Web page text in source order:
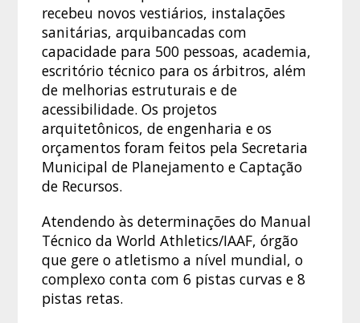
recebeu novos vestiários, instalações
sanitárias, arquibancadas com
capacidade para 500 pessoas, academia,
escritório técnico para os árbitros, além
de melhorias estruturais e de
acessibilidade. Os projetos
arquitetônicos, de engenharia e os
orçamentos foram feitos pela Secretaria
Municipal de Planejamento e Captação
de Recursos.
Atendendo às determinações do Manual
Técnico da World Athletics/IAAF, órgão
que gere o atletismo a nível mundial, o
complexo conta com 6 pistas curvas e 8
pistas retas.